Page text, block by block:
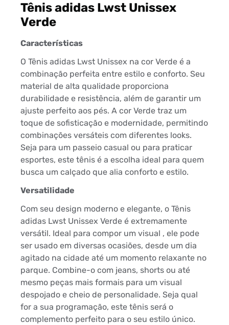
Tênis adidas Lwst Unissex
Verde
Características
O Tênis adidas Lwst Unissex na cor Verde é a
combinação perfeita entre estilo e conforto. Seu
material de alta qualidade proporciona
durabilidade e resistência, além de garantir um
ajuste perfeito aos pés. A cor Verde traz um
toque de sofisticação e modernidade, permitindo
combinações versáteis com diferentes looks.
Seja para um passeio casual ou para praticar
esportes, este tênis é a escolha ideal para quem
busca um calçado que alia conforto e estilo.
Versatilidade
Com seu design moderno e elegante, o Tênis
adidas Lwst Unissex Verde é extremamente
versátil. Ideal para compor um visual , ele pode
ser usado em diversas ocasiões, desde um dia
agitado na cidade até um momento relaxante no
parque. Combine-o com jeans, shorts ou até
mesmo peças mais formais para um visual
despojado e cheio de personalidade. Seja qual
for a sua programação, este tênis será o
complemento perfeito para o seu estilo único.